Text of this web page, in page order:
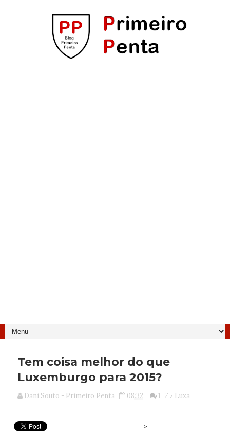
Tem coisa melhor do que
Luxemburgo para 2015?
Dani Souto - Primeiro Penta 08:32 1 Luxa
>